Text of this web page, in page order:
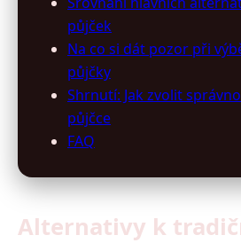
půjček
Na co si dát pozor při
půjčky
Shrnutí: Jak zvolit
půjčce
FAQ
Alternativy k